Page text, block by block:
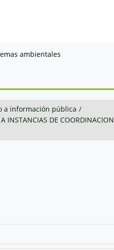
ambientales
a información pública /
INSTANCIAS DE COORDINACION